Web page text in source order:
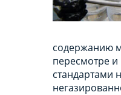
содержанию
пересмотре
стандартами